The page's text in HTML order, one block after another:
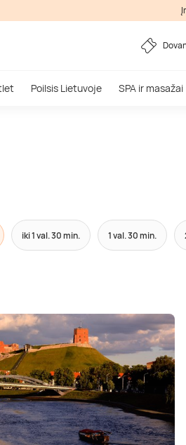
Poilsis Lietuvoje SPA ir masažai
iki 1 val. 30 min. 1 val. 30 min.